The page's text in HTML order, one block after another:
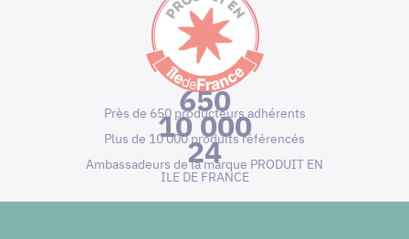
650
Près de 650 producteurs adhérents
10 000
Plus de 10 000 produits référencés
24
Ambassadeurs de la marque PRODUIT EN
ILE DE FRANCE